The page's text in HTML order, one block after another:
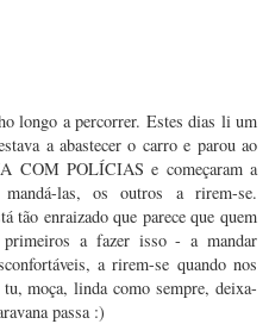
longo a percorrer. Estes dias li um
a abastecer o carro e parou ao
COM POLÍCIAS e começaram a
las, os outros a rirem-se.
tão enraizado que parece que quem
a fazer isso - a mandar
a rirem-se quando nos
moça, linda como sempre, deixa-
passa :)